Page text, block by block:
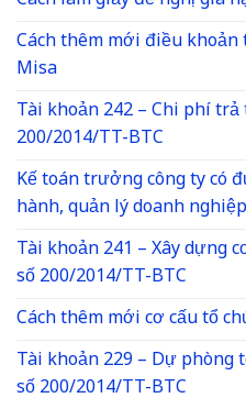
Cách thêm mới điều
Misa
Tài khoản 242 – Chi phí
200/2014/TT-BTC
Kế toán trưởng công ty có
hành, quản lý doanh
Tài khoản 241 – Xây dựng
số 200/2014/TT-BTC
Cách thêm mới cơ cấu tổ
Tài khoản 229 – Dự
số 200/2014/TT-BTC